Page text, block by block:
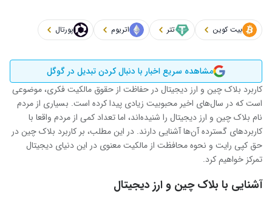
بیت کوین تتر اتریوم پورتال
مشاهده سریع اخبار با دنبال کردن تبدیل در گوگل
کاربرد بلاک چین و ارز دیجیتال در حفاظت از حقوق مالکیت فکری، موضوعی
است که در سال‌های اخیر محبوبیت زیادی پیدا کرده است. بسیاری از مردم
نام بلاک چین و ارز دیجیتال را شنیده‌اند، اما تعداد کمی از مردم واقعا با
کاربردهای گسترده آن‌ها آشنایی دارند. در این مطلب، بر کاربرد بلاک چین در
حق کپی رایت و نحوه محافظت از مالکیت معنوی در این دنیای دیجیتال
تمرکز خواهیم کرد.
آشنایی با بلاک چین و ارز دیجیتال